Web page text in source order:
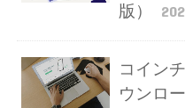
版）
コイン
ウンロ